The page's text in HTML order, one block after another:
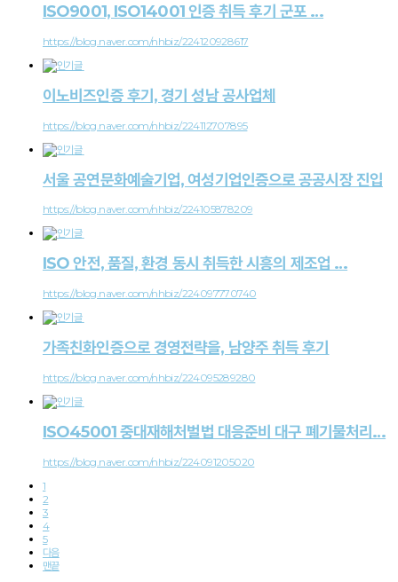
ISO9001, ISO14001 인증 취득 후기 군포 …
https://blog.naver.com/nhbiz/224120928617
이노비즈인증 후기, 경기 성남 공사업체
https://blog.naver.com/nhbiz/224112707895
서울 공연문화예술기업, 여성기업인증으로 공공시장 진입
https://blog.naver.com/nhbiz/224105878209
ISO 안전, 품질, 환경 동시 취득한 시흥의 제조업 …
https://blog.naver.com/nhbiz/224097770740
가족친화인증으로 경영전략을, 남양주 취득 후기
https://blog.naver.com/nhbiz/224095289280
ISO45001 중대재해처벌법 대응준비 대구 폐기물처리…
https://blog.naver.com/nhbiz/224091205020
1
2
3
4
5
다음
맨끝